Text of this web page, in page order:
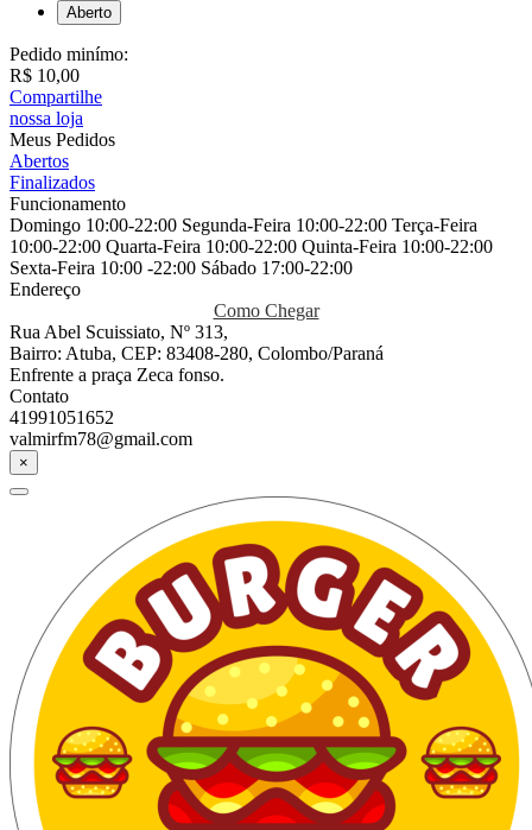
Aberto
Pedido minímo:
R$ 10,00
Compartilhe
nossa loja
Meus Pedidos
Abertos
Finalizados
Funcionamento
Domingo 10:00-22:00 Segunda-Feira 10:00-22:00 Terça-Feira
10:00-22:00 Quarta-Feira 10:00-22:00 Quinta-Feira 10:00-22:00
Sexta-Feira 10:00 -22:00 Sábado 17:00-22:00
Endereço
Como Chegar
Rua Abel Scuissiato, Nº 313,
Bairro: Atuba, CEP: 83408-280, Colombo/Paraná
Enfrente a praça Zeca fonso.
Contato
41991051652
valmirfm78@gmail.com
×